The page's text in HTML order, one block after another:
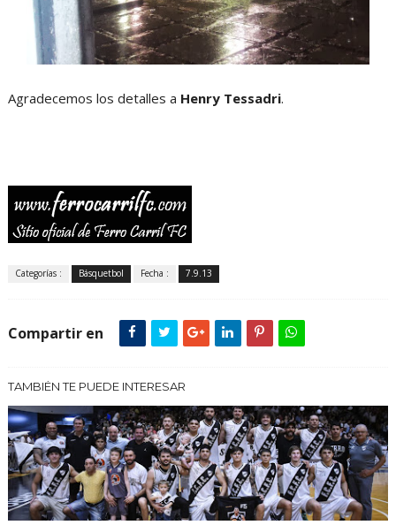
Agradecemos los detalles a Henry Tessadri.
Categorías : Básquetbol Fecha : 7.9.13
Compartir en
TAMBIÉN TE PUEDE INTERESAR